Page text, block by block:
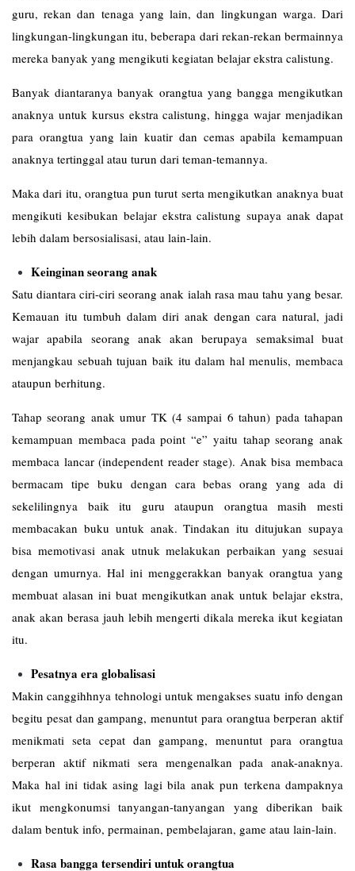
guru, rekan dan tenaga yang lain, dan lingkungan warga. Dari
lingkungan-lingkungan itu, beberapa dari rekan-rekan bermainnya
mereka banyak yang mengikuti kegiatan belajar ekstra calistung.
Banyak diantaranya banyak orangtua yang bangga mengikutkan
anaknya untuk kursus ekstra calistung, hingga wajar menjadikan
para orangtua yang lain kuatir dan cemas apabila kemampuan
anaknya tertinggal atau turun dari teman-temannya.
Maka dari itu, orangtua pun turut serta mengikutkan anaknya buat
mengikuti kesibukan belajar ekstra calistung supaya anak dapat
lebih dalam bersosialisasi, atau lain-lain.
Keinginan seorang anak
Satu diantara ciri-ciri seorang anak ialah rasa mau tahu yang besar.
Kemauan itu tumbuh dalam diri anak dengan cara natural, jadi
wajar apabila seorang anak akan berupaya semaksimal buat
menjangkau sebuah tujuan baik itu dalam hal menulis, membaca
ataupun berhitung.
Tahap seorang anak umur TK (4 sampai 6 tahun) pada tahapan
kemampuan membaca pada point “e” yaitu tahap seorang anak
membaca lancar (independent reader stage). Anak bisa membaca
bermacam tipe buku dengan cara bebas orang yang ada di
sekelilingnya baik itu guru ataupun orangtua masih mesti
membacakan buku untuk anak. Tindakan itu ditujukan supaya
bisa memotivasi anak utnuk melakukan perbaikan yang sesuai
dengan umurnya. Hal ini menggerakkan banyak orangtua yang
membuat alasan ini buat mengikutkan anak untuk belajar ekstra,
anak akan berasa jauh lebih mengerti dikala mereka ikut kegiatan
itu.
Pesatnya era globalisasi
Makin canggihhnya tehnologi untuk mengakses suatu info dengan
begitu pesat dan gampang, menuntut para orangtua berperan aktif
menikmati seta cepat dan gampang, menuntut para orangtua
berperan aktif nikmati sera mengenalkan pada anak-anaknya.
Maka hal ini tidak asing lagi bila anak pun terkena dampaknya
ikut mengkonumsi tanyangan-tanyangan yang diberikan baik
dalam bentuk info, permainan, pembelajaran, game atau lain-lain.
Rasa bangga tersendiri untuk orangtua